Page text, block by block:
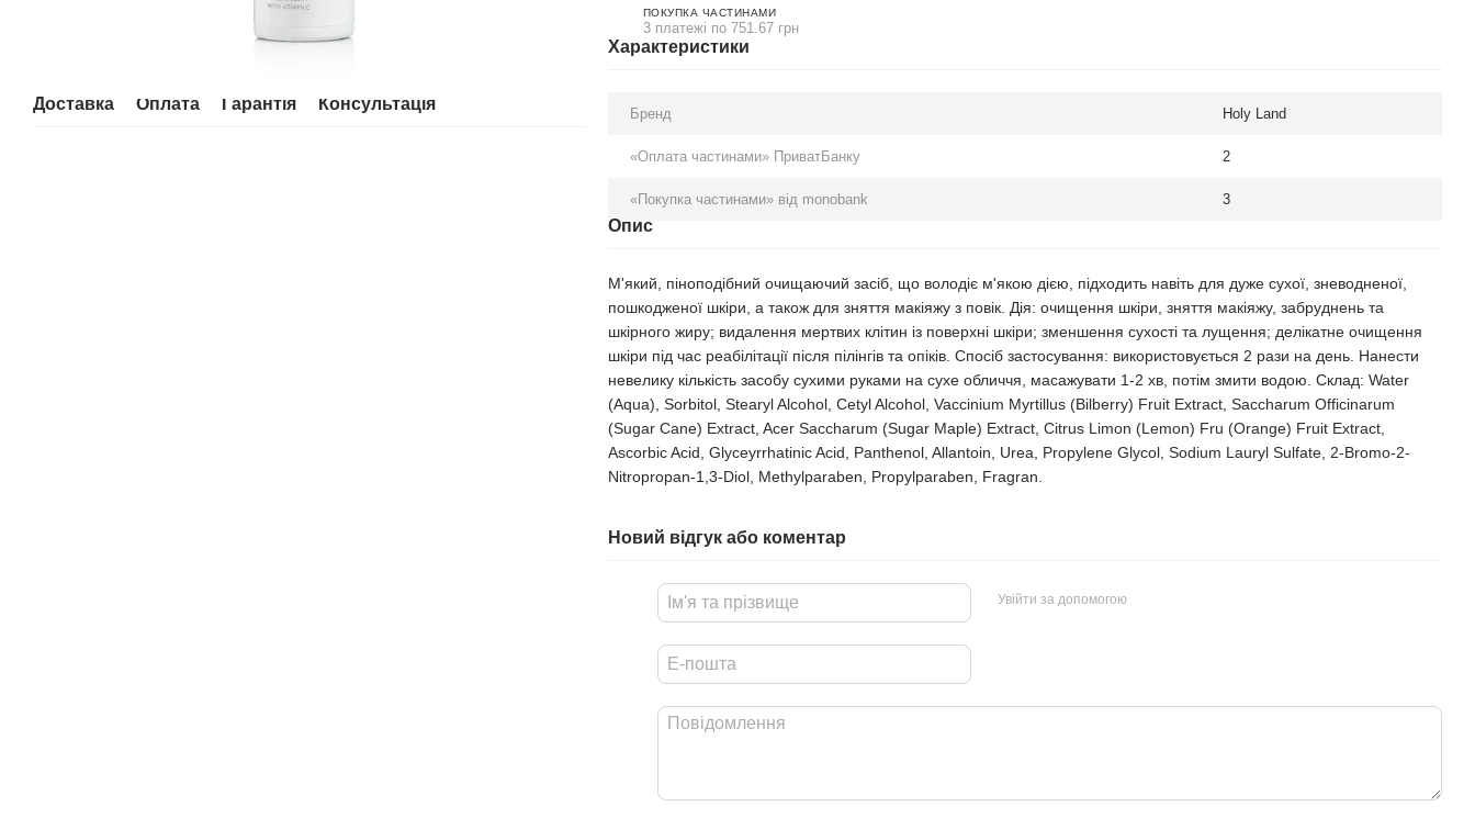
Доставка Оплата Гарантія Консультація
ПОКУПКА ЧАСТИНАМИ
3 платежі по 751.67 грн
Характеристики
Бренд Holy Land
«Оплата частинами» ПриватБанку 2
«Покупка частинами» від monobank 3
Опис
М'який, піноподібний очищаючий засіб, що володіє м'якою дією, підходить навіть для дуже сухої, зневодненої,
пошкодженої шкіри, а також для зняття макіяжу з повік. Дія: очищення шкіри, зняття макіяжу, забруднень та
шкірного жиру; видалення мертвих клітин із поверхні шкіри; зменшення сухості та лущення; делікатне очищення
шкіри під час реабілітації після пілінгів та опіків. Спосіб застосування: використовується 2 рази на день. Нанести
невелику кількість засобу сухими руками на сухе обличчя, масажувати 1-2 хв, потім змити водою. Склад: Water
(Aqua), Sorbitol, Stearyl Alcohol, Cetyl Alcohol, Vaccinium Myrtillus (Bilberry) Fruit Extract, Saccharum Officinarum
(Sugar Cane) Extract, Acer Saccharum (Sugar Maple) Extract, Citrus Limon (Lemon) Fru (Orange) Fruit Extract,
Ascorbic Acid, Glyceyrrhatinic Acid, Panthenol, Allantoin, Urea, Propylene Glycol, Sodium Lauryl Sulfate, 2-Bromo-2-
Nitropropan-1,3-Diol, Methylparaben, Propylparaben, Fragran.
Новий відгук або коментар
Увійти за допомогою